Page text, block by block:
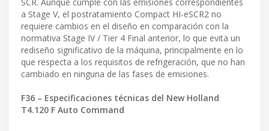
a Stage V, el postratamiento Compact HI-eSCR2 no
requiere cambios en el diseño en comparación con la
normativa Stage IV / Tier 4 Final anterior, lo que evita un
rediseño significativo de la máquina, principalmente en lo
que respecta a los requisitos de refrigeración, que no han
cambiado en ninguna de las fases de emisiones.
F36 – Especificaciones técnicas del New Holland
T4.120 F Auto Command